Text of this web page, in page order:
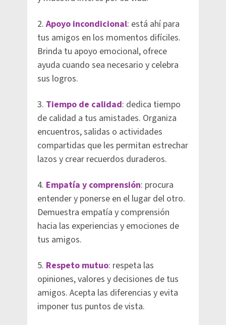
2.Apoyo incondicional: está ahí para
tus amigos en los momentos difíciles.
Brinda tu apoyo emocional, ofrece
ayuda cuando sea necesario y celebra
sus logros.
3. Tiempo de calidad: dedica tiempo
de calidad a tus amistades. Organiza
encuentros, salidas o actividades
compartidas que les permitan estrechar
lazos y crear recuerdos duraderos.
4. Empatía y comprensión: procura
entender y ponerse en el lugar del otro.
Demuestra empatía y comprensión
hacia las experiencias y emociones de
tus amigos.
5. Respeto mutuo: respeta las
opiniones, valores y decisiones de tus
amigos. Acepta las diferencias y evita
imponer tus puntos de vista.